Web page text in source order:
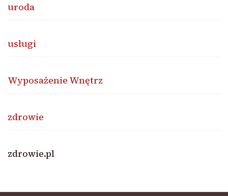
uroda
usługi
Wyposażenie Wnętrz
zdrowie
zdrowie.pl